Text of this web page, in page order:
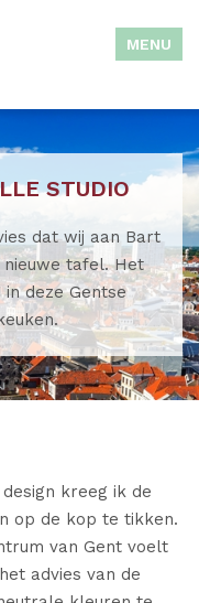
MENU
STUDIO
dat wij aan Bart
nieuwe tafel. Het
deze Gentse
kreeg ik de
op de kop te tikken.
van Gent voelt
advies van de